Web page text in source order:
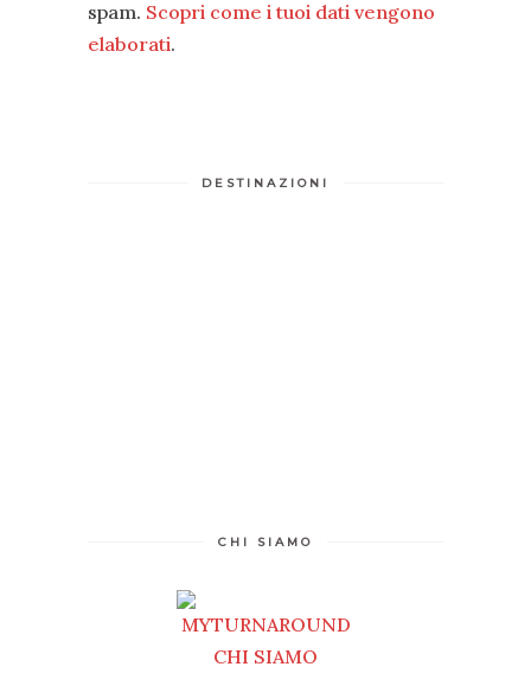
spam. Scopri come i tuoi dati vengono
elaborati.
DESTINAZIONI
CHI SIAMO